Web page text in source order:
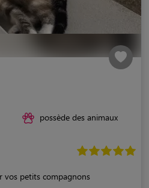
possède des animaux
vos petits compagnons